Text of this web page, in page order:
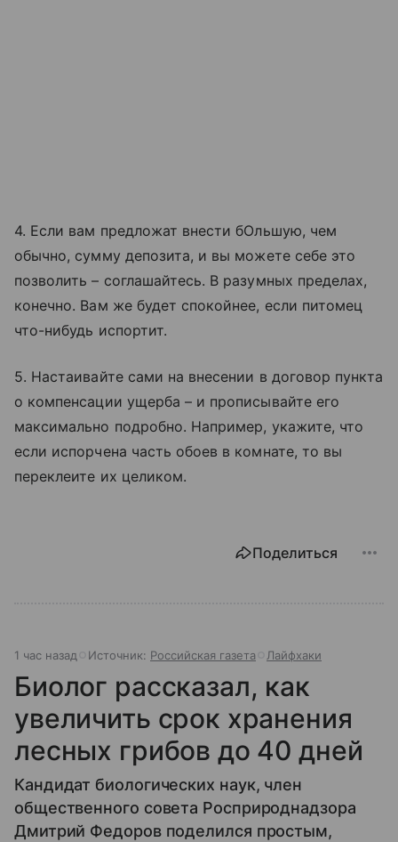
4. Если вам предложат внести бОльшую, чем
обычно, сумму депозита, и вы можете себе это
позволить – соглашайтесь. В разумных пределах,
конечно. Вам же будет спокойнее, если питомец
что-нибудь испортит.
5. Настаивайте сами на внесении в договор пункта
о компенсации ущерба – и прописывайте его
максимально подробно. Например, укажите, что
если испорчена часть обоев в комнате, то вы
переклеите их целиком.
Поделиться
1 час назад Источник: Российская газета Лайфхаки
Биолог рассказал, как
увеличить срок хранения
лесных грибов до 40 дней
Кандидат биологических наук, член
общественного совета Росприроднадзора
Дмитрий Федоров поделился простым,